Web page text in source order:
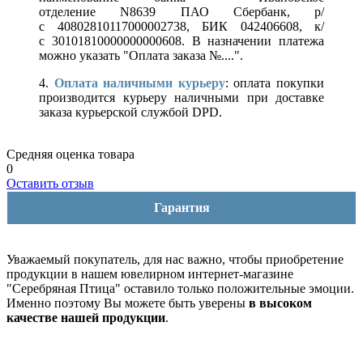
отделение N8639 ПАО Сбербанк, р/
с 40802810117000002738, БИК 042406608, к/
с 30101810000000000608. В назначении платежа
можно указать "Оплата заказа №....".
4. Оплата наличными курьеру: оплата покупки
производится курьеру наличными при доставке
заказа курьерской службой DPD.
Средняя оценка товара
0
Оставить отзыв
Гарантия
Уважаемый покупатель, для нас важно, чтобы приобретение
продукции в нашем ювелирном интернет-магазине
"Серебряная Птица" оставило только положительные эмоции.
Именно поэтому Вы можете быть уверены в высоком
качестве нашей продукции.